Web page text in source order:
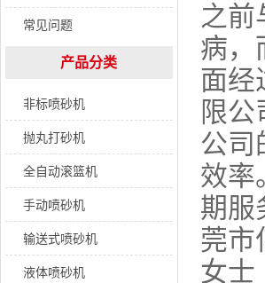
之前
病，
面经
限
公司
效率
期服
莞市
女士
常见问题
产品分类
非标喷砂机
抛丸打砂机
全自动滚篮机
手动喷砂机
输送式喷砂机
液体喷砂机